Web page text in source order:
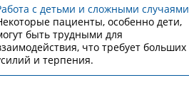
с детьми и сложными случаями
пациенты, особенно дети,
быть трудными для
что требует больших
и терпения.